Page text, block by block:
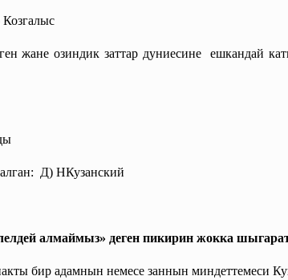
жане озиндик заттар дуниесине ешкандай
Д) НКузанский
алмаймыз» деген пикирин жокка
бир адамнын немесе заннын миндеттемеси